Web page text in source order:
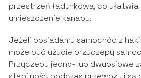
przestrzeń ładunkową, co
umieszczenie kanapy.
Jeżeli posiadamy samochód z
może być użycie przyczepy
Przyczepy jedno- lub dwuosiowe